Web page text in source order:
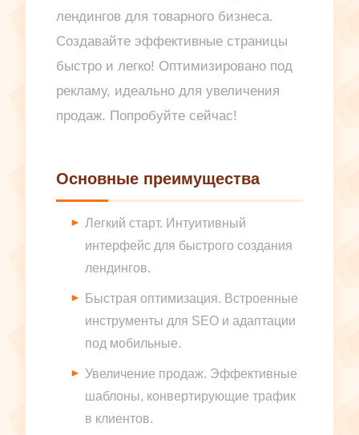
лендингов для товарного бизнеса.
Создавайте эффективные страницы
быстро и легко! Оптимизировано под
рекламу, идеально для увеличения
продаж. Попробуйте сейчас!
Основные преимущества
Легкий старт. Интуитивный
интерфейс для быстрого создания
лендингов.
Быстрая оптимизация. Встроенные
инструменты для SEO и адаптации
под мобильные.
Увеличение продаж. Эффективные
шаблоны, конвертирующие трафик
в клиентов.